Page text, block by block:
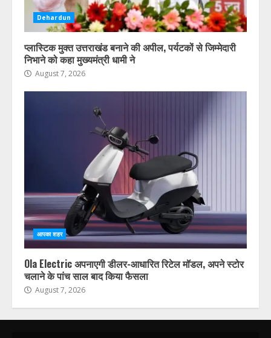
Dehardun
प्लास्टिक मुक्त उत्तराखंड बनाने की अपील, पर्यटकों से जिम्मेदारी
निभाने को कहा मुख्यमंत्री धामी ने
August 7, 2026
आपका शहर
Ola Electric अपनाएगी डीलर-आधारित रिटेल मॉडल, अपने स्टोर
चलाने के पांच साल बाद किया फैसला
August 7, 2026